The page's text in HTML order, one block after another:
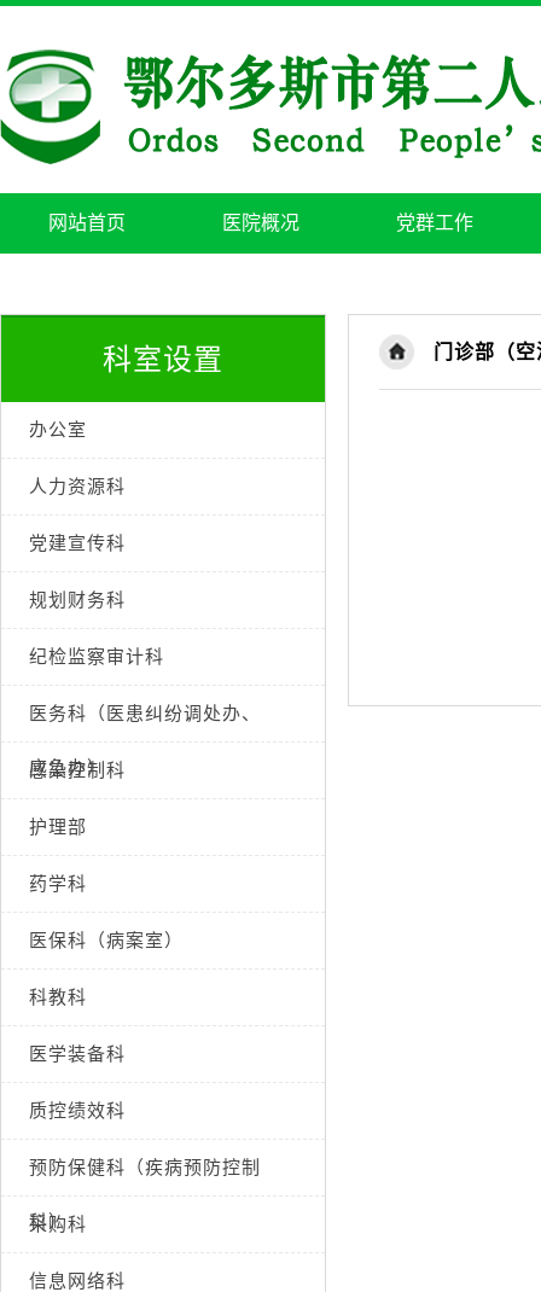
网站首页 医院概况 党群工作
科室设置
办公室
人力资源科
党建宣传科
规划财务科
纪检监察审计科
医务科（医患纠纷调处办、
应急办）
感染控制科
护理部
药学科
医保科（病案室）
科教科
医学装备科
质控绩效科
预防保健科（疾病预防控制
科）
采购科
信息网络科
门诊部（空